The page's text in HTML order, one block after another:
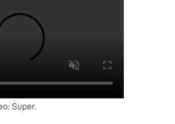
Super.